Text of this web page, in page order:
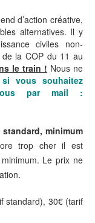
d’action créative,
alternatives. Il y
civiles non-
la COP du 11 au
le train ! Nous ne
si vous souhaitez
par mail :
minimum
trop cher il est
Le prix ne
standard), 30€ (tarif